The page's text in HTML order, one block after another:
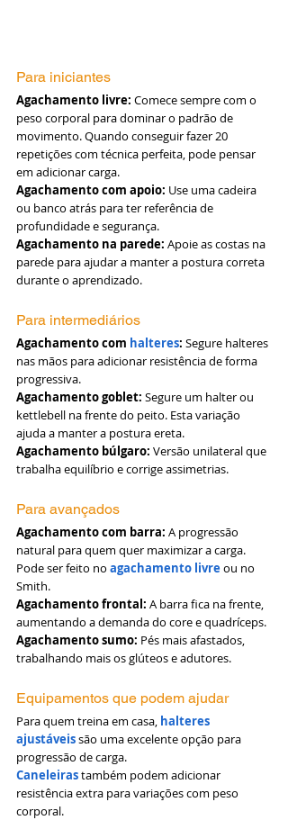
Para iniciantes
Agachamento livre: Comece sempre com o
peso corporal para dominar o padrão de
movimento. Quando conseguir fazer 20
repetições com técnica perfeita, pode pensar
em adicionar carga.
Agachamento com apoio: Use uma cadeira
ou banco atrás para ter referência de
profundidade e segurança.
Agachamento na parede: Apoie as costas na
parede para ajudar a manter a postura correta
durante o aprendizado.
Para intermediários
Agachamento com halteres: Segure halteres
nas mãos para adicionar resistência de forma
progressiva.
Agachamento goblet: Segure um halter ou
kettlebell na frente do peito. Esta variação
ajuda a manter a postura ereta.
Agachamento búlgaro: Versão unilateral que
trabalha equilíbrio e corrige assimetrias.
Para avançados
Agachamento com barra: A progressão
natural para quem quer maximizar a carga.
Pode ser feito no agachamento livre ou no
Smith.
Agachamento frontal: A barra fica na frente,
aumentando a demanda do core e quadríceps.
Agachamento sumo: Pés mais afastados,
trabalhando mais os glúteos e adutores.
Equipamentos que podem ajudar
Para quem treina em casa, halteres
ajustáveis são uma excelente opção para
progressão de carga.
Caneleiras também podem adicionar
resistência extra para variações com peso
corporal.